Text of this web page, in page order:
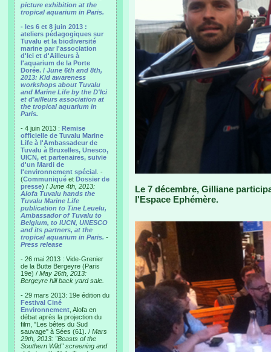
picture exhibition at the
tropical aquarium in Paris.
- les 6 et 8 juin 2013 :
ateliers pédagogiques sur
Tuvalu et la biodiversité
marine par l'association
d'Ici et d'Ailleurs à
l'aquarium de la Porte
Dorée. / June 6th and 8th,
2013: Kid awareness
workshops about Tuvalu
and Marine Life by the D'Ici
et d'ailleurs association at
the tropical aquarium in
Paris.
- 4 juin 2013 : Remise
officielle de Tuvalu Marine
Life à l'Ambassadeur de
Tuvalu à Bruxelles, Unesco,
UICN, et partenaires, suivie
d'un Mardi de
l'environnement spécial . -
(Communiqué et Dossier de
presse) / June 4th, 2013:
Alofa Tuvalu hands the
Tuvalu Marine Life
publication to Tine Leuelu,
Ambassador of Tuvalu to
Belgium, to IUCN, UNESCO
and its partners, at the
tropical aquarium in Paris. -
Press release
- 26 mai 2013 : Vide-Grenier
de la Butte Bergeyre (Paris
19e) / May 26th, 2013:
Bergeyre hill back yard sale.
- 29 mars 2013: 19e édition du
Festival Ciné
Environnement , Alofa en
débat après la projection du
film, "Les bêtes du Sud
sauvage" à Sées (61). / Mars
29th, 2013: "Beasts of the
Southern Wild" screening and
Le 7 décembre, Gilliane
l'Espace Ephémère.